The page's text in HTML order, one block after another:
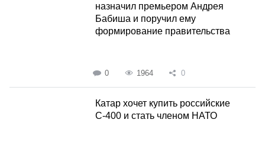
назначил премьером Андрея
Бабиша и поручил ему
формирование правительства
0 1964 0
Катар хочет купить российские
С-400 и стать членом НАТО